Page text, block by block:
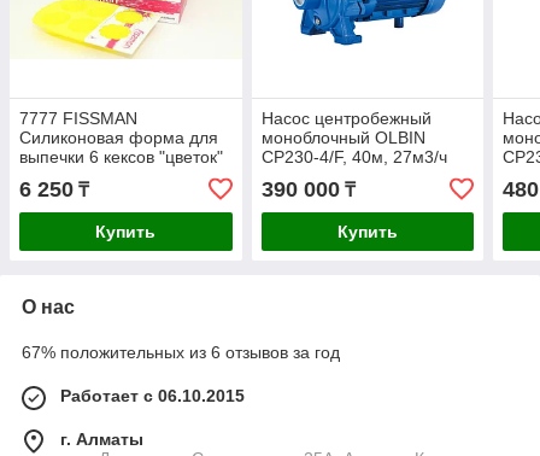
7777 FISSMAN
Силиконовая форма для
выпечки 6 кексов "цветок"
7,5x7,5x3,8 см
6 250 ₸
Купить
Насос центробежный
моноблочный OLBIN
CP230-4/F, 40м, 27м3/ч
390 000₸
Купить
О нас
67% положительных из 6 отзывов за год
Работает с 06.10.2015
г. Алматы